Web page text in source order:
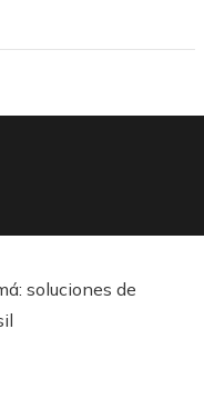
soluciones de